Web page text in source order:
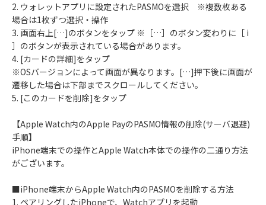
2. ウォレットアプリに設定されたPASMOを選択 ※複数枚ある
場合は1枚ずつ選択・操作
3. 画面右上[…]のボタンをタップ ※［…］のボタン変わりに［ i
］のボタンが表示されている場合があります。
4. [カードの詳細]をタップ
※OSバージョンによって画面が異なります。[…]押下後に画面が
遷移した場合は下部までスクロールしてください。
5. [このカードを削除]をタップ
【Apple Watch内のApple PayのPASMO情報の削除(サーバ退避)
手順】
iPhone端末での操作とApple Watch本体での操作の二通り方法
がございます。
■iPhone端末からApple Watch内のPASMOを削除する方法
1. ペアリングしたiPhoneで、Watchアプリを起動